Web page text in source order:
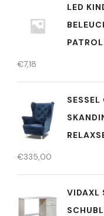
LED
€7,18
€335,00
VIDAXL